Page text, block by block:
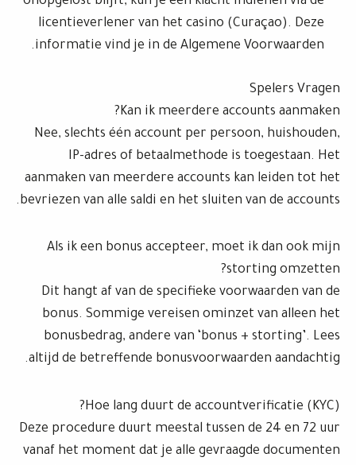
licentieverlener van het casino (Curaçao). Deze
informatie vind je in de Algemene Voorwaarden.
Spelers Vragen
Kan ik meerdere accounts aanmaken?
Nee, slechts één account per persoon, huishouden,
IP-adres of betaalmethode is toegestaan. Het
aanmaken van meerdere accounts kan leiden tot het
bevriezen van alle saldi en het sluiten van de accounts.
Als ik een bonus accepteer, moet ik dan ook mijn
storting omzetten?
Dit hangt af van de specifieke voorwaarden van de
bonus. Sommige vereisen ominzet van alleen het
bonusbedrag, andere van ‘bonus + storting’. Lees
altijd de betreffende bonusvoorwaarden aandachtig.
Hoe lang duurt de accountverificatie (KYC)?
Deze procedure duurt meestal tussen de 24 en 72 uur
vanaf het moment dat je alle gevraagde documenten